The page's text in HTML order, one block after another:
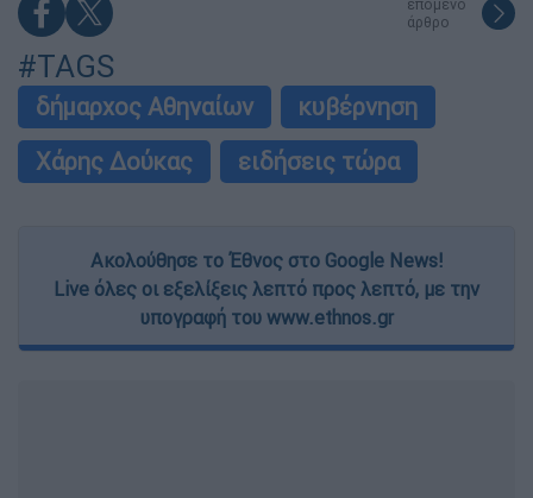
επόμενο
άρθρο
#TAGS
δήμαρχος Αθηναίων
κυβέρνηση
Χάρης Δούκας
ειδήσεις τώρα
Ακολούθησε το Έθνος στο Google News!
Live όλες οι εξελίξεις λεπτό προς λεπτό, με την
υπογραφή του www.ethnos.gr